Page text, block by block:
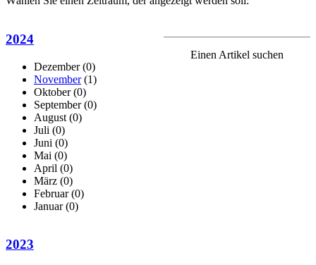
2024
Dezember(0)
November (1)
Oktober(0)
September(0)
August (0)
Juli (0)
Juni (0)
Mai (0)
April (0)
März (0)
Februar(0)
Januar(0)
2023
Einen Artikel suchen